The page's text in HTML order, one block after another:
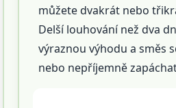
můžete dvakrát nebo
Delší louhování než dva
výraznou výhodu a směs
nebo nepříjemně